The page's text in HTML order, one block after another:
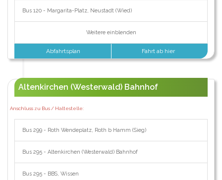
Bus 120 - Margarita-Platz, Neustadt (Wied)
Weitere einblenden
Abfahrtsplan Fahrt ab hier
Altenkirchen (Westerwald) Bahnhof
Anschluss zu Bus / Haltestelle:
Bus 299 - Roth Wendeplatz, Roth b Hamm (Sieg)
Bus 295 - Altenkirchen (Westerwald) Bahnhof
Bus 295 - BBS, Wissen